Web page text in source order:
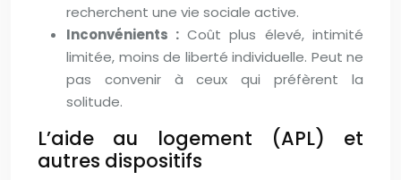
recherchent une vie sociale active.
Inconvénients : Coût plus élevé, intimité
limitée, moins de liberté individuelle. Peut ne
pas convenir à ceux qui préfèrent la
solitude.
L’aide au logement (APL) et
autres dispositifs